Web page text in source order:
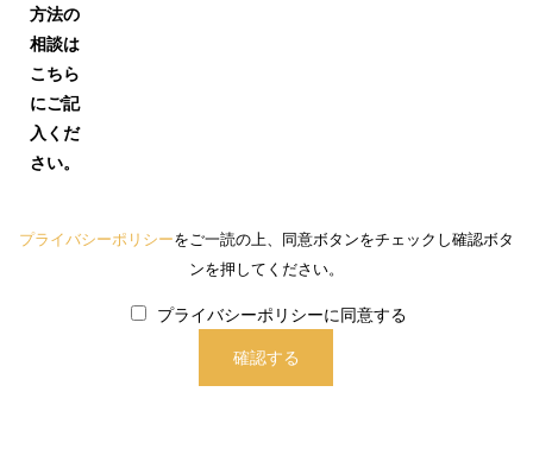
方法の
相談は
こちら
にご記
入くだ
さい。
プライバシーポリシーをご一読の上、同意ボタンをチェックし確認ボタ
ンを押してください。
プライバシーポリシーに同意する